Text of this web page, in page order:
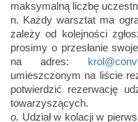
maksymalną liczbę
n. Każdy warsztat ma
zależy od kolejności
prosimy o przesłanie
na adres:
umieszczonym na liście
potwierdzić rezerwację
towarzyszących.
o. Udział w kolacji w